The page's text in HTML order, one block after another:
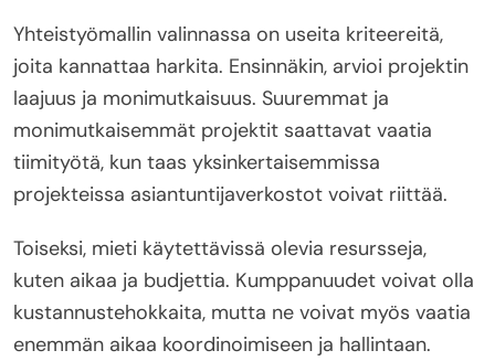
Yhteistyömallin valinnassa on useita kriteereitä,
joita kannattaa harkita. Ensinnäkin, arvioi projektin
laajuus ja monimutkaisuus. Suuremmat ja
monimutkaisemmät projektit saattavat vaatia
tiimityötä, kun taas yksinkertaisemmissa
projekteissa asiantuntijaverkostot voivat riittää.
Toiseksi, mieti käytettävissä olevia resursseja,
kuten aikaa ja budjettia. Kumppanuudet voivat olla
kustannustehokkaita, mutta ne voivat myös vaatia
enemmän aikaa koordinoimiseen ja hallintaan.